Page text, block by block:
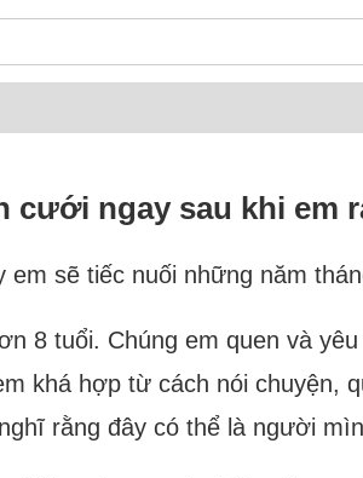
cưới ngay sau khi em
sẽ tiếc nuối những năm
8 tuổi. Chúng em quen và
khá hợp từ cách nói chuyện,
rằng đây có thể là người